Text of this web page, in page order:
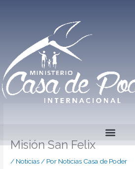
Misión San Felix
/ Noticias / Por Noticias Casa de Poder